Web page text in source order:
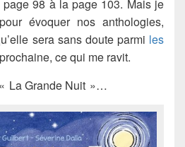
98 à la page 103. Mais je
évoquer nos anthologies,
sera sans doute parmi les
ce qui me ravit.
La Grande Nuit »…